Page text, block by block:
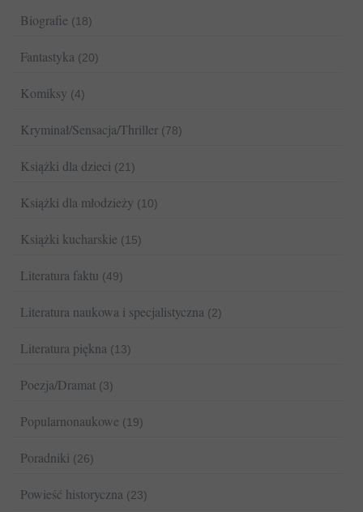
Biografie (18)
Fantastyka (20)
Komiksy (4)
Kryminał/Sensacja/Thriller (78)
Książki dla dzieci (21)
Książki dla młodzieży (10)
Książki kucharskie (15)
Literatura faktu (49)
Literatura naukowa i specjalistyczna (2)
Literatura piękna (13)
Poezja/Dramat (3)
Popularnonaukowe (19)
Poradniki (26)
Powieść historyczna (23)